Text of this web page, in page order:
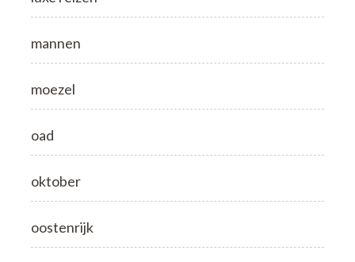
mannen
moezel
oad
oktober
oostenrijk